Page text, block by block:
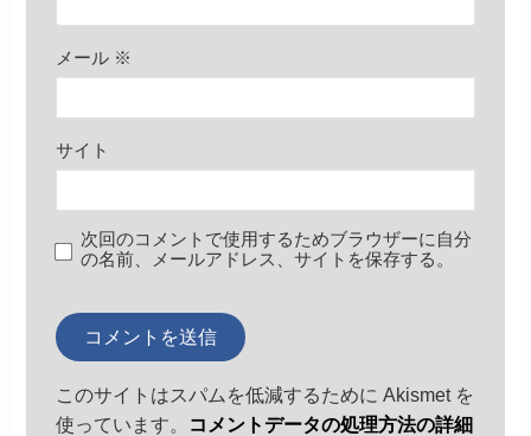
メール ※
サイト
次回のコメントで使用するためブラウザーに自分
の名前、メールアドレス、サイトを保存する。
このサイトはスパムを低減するために Akismet を
使っています。
コメントデータの処理方法の詳細